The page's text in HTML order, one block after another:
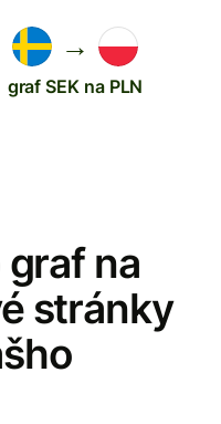
→
graf SEK na PLN
na
stránky